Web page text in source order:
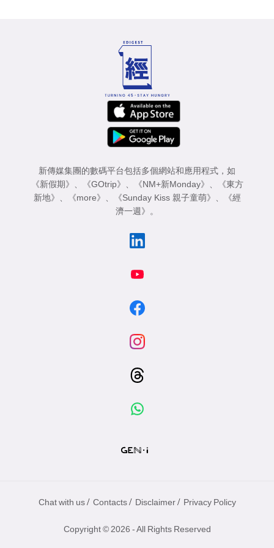
新傳媒集團的數碼平台包括多個網站和應用程式，如
《新假期》
《GOtrip》 《NM+新Monday》
《東方
新地》
《more》 《Sunday Kiss 親子童萌》
《經
濟一週》
。
Chat with us / Contacts / Disclaimer / Privacy Policy
Copyright © 2026 - All Rights Reserved